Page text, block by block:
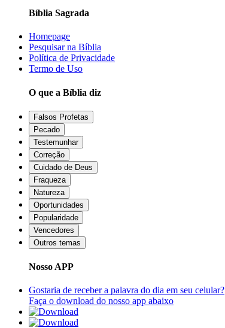
Bíblia Sagrada
Homepage
Pesquisar na Bíblia
Política de Privacidade
Termo de Uso
O que a Bíblia diz
Falsos Profetas
Pecado
Testemunhar
Correção
Cuidado de Deus
Fraqueza
Natureza
Oportunidades
Popularidade
Vencedores
Outros temas
Nosso APP
Gostaria de receber a palavra do dia em seu celular?
Faça o download do nosso app abaixo